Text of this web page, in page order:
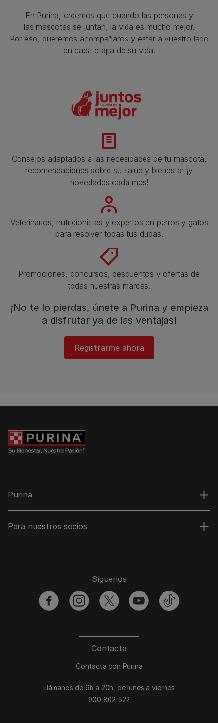
En Purina, creemos que cuando las personas y
las mascotas se juntan, la vida es mucho mejor.
Por eso, queremos acompañaros y estar a vuestro lado
en cada etapa de su vida.​
Consejos adaptados a las necesidades de tu mascota,
recomendaciones sobre su salud y bienestar ¡y
novedades cada mes!
Veterinarios, nutricionistas y expertos en perros y gatos
para resolver todas tus dudas.​
Promociones, concursos, descuentos y ofertas de
todas nuestras marcas.​
¡No te lo pierdas, únete a Purina y empieza
a disfrutar ya de las ventajas!​
Registrarme ahora​
Purina
Para nuestros socios
Contacta
Contacta con Purina
Llámanos de 9h a 20h, de lunes a viernes
900 802 522
Síguenos
facebookinstagramtwitter youtubetiktok